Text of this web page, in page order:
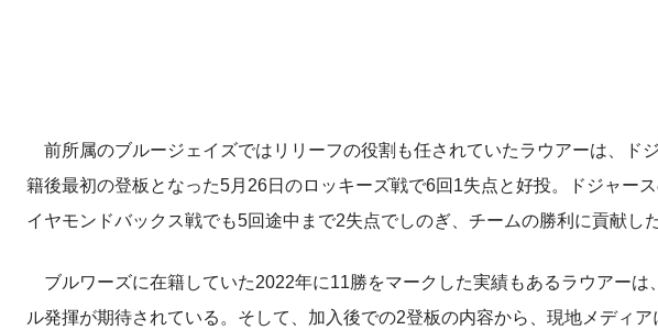
前所属のブルージェイズではリリーフの役割も任されていたラウアーは、ド
籍後最初の登板となった5月26日のロッキーズ戦で6回1失点と好投。ドジャー
イヤモンドバックス戦でも5回途中まで2失点でしのぎ、チームの勝利に貢献した
ブルワーズに在籍していた2022年に11勝をマークした実績もあるラウアーは
ル発揮が期待されている。そして、加入後での2登板の内容から、現地メディ